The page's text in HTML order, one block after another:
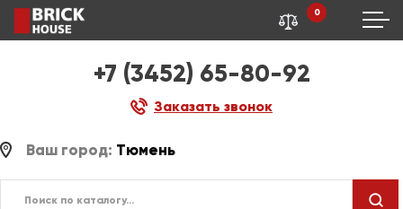
+7 (3452) 65-80-92
Заказать звонок
0
Ваш город: Тюмень